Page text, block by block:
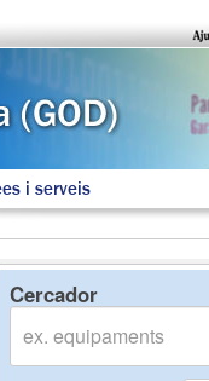
i serveis
Cercador